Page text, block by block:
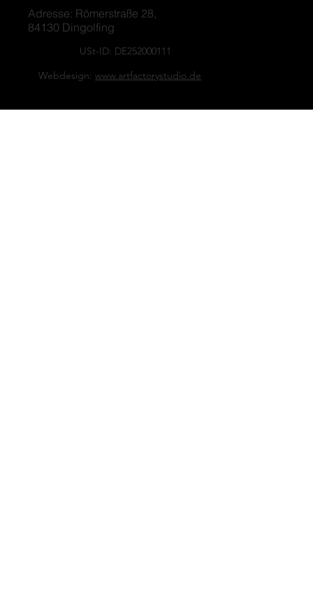
Webdesign:www.artfactorystudio.de
USt-ID: DE252000111
Adresse: Römerstraße 28,
84130 Dingolfing